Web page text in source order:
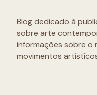
Blog dedicado à
sobre arte
informações sobre o
movimentos